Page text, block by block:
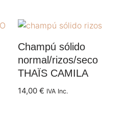
Champú sólido
normal/rizos/seco
THAÏS CAMILA
14,00€ IVA Inc.